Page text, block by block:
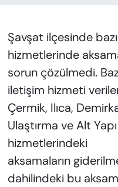
Şavşat ilçesinde
hizmetlerinde
sorun çözülmedi.
iletişim hizmeti
Çermik, Ilıca,
Ulaştırma ve Alt
hizmetlerindeki
aksamaların
dahilindeki bu